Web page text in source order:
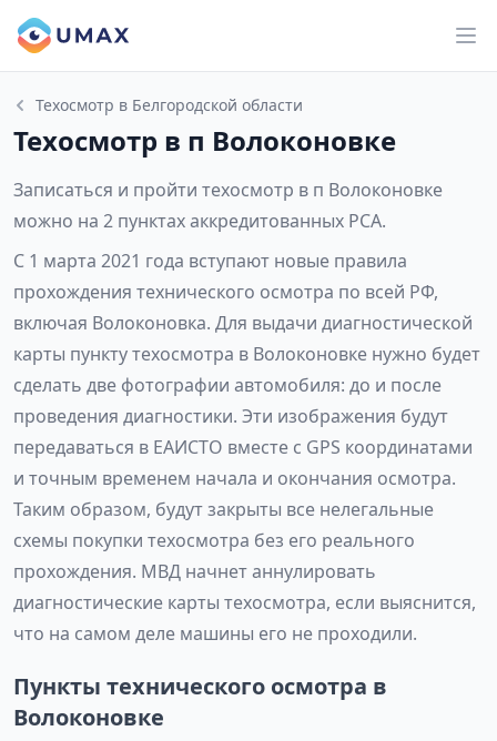
Техосмотр в Белгородской области
Техосмотр в п Волоконовке
Записаться и пройти техосмотр в п Волоконовке
можно на 2 пунктах аккредитованных РСА.
С 1 марта 2021 года вступают новые правила
прохождения технического осмотра по всей РФ,
включая Волоконовка. Для выдачи диагностической
карты пункту техосмотра в Волоконовке нужно будет
сделать две фотографии автомобиля: до и после
проведения диагностики. Эти изображения будут
передаваться в ЕАИСТО вместе с GPS координатами
и точным временем начала и окончания осмотра.
Таким образом, будут закрыты все нелегальные
схемы покупки техосмотра без его реального
прохождения. МВД начнет аннулировать
диагностические карты техосмотра, если выяснится,
что на самом деле машины его не проходили.
Пункты технического осмотра в
Волоконовке